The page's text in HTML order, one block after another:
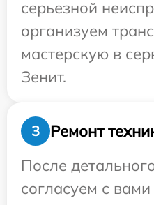
серьезной
организуем
мастерскую в
Зенит.
3
Ремонт
После
согласуем с